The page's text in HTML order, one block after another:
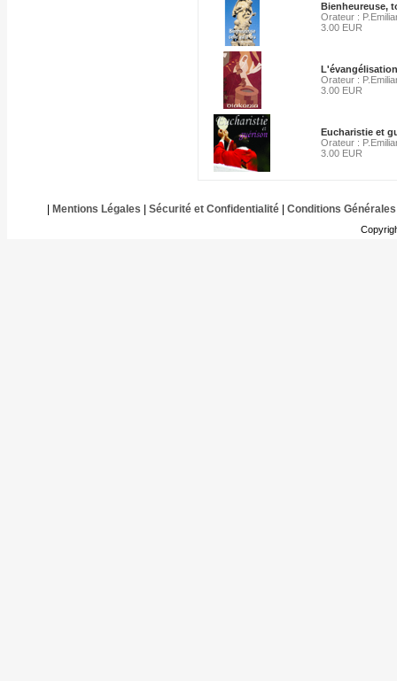
Bienheureuse,
Orateur :
3.00 EUR
Orateur :
3.00 EUR
Eucharistie et
Orateur :
3.00 EUR
Mentions Légales Sécurité et Confidentialité| Conditions Générales